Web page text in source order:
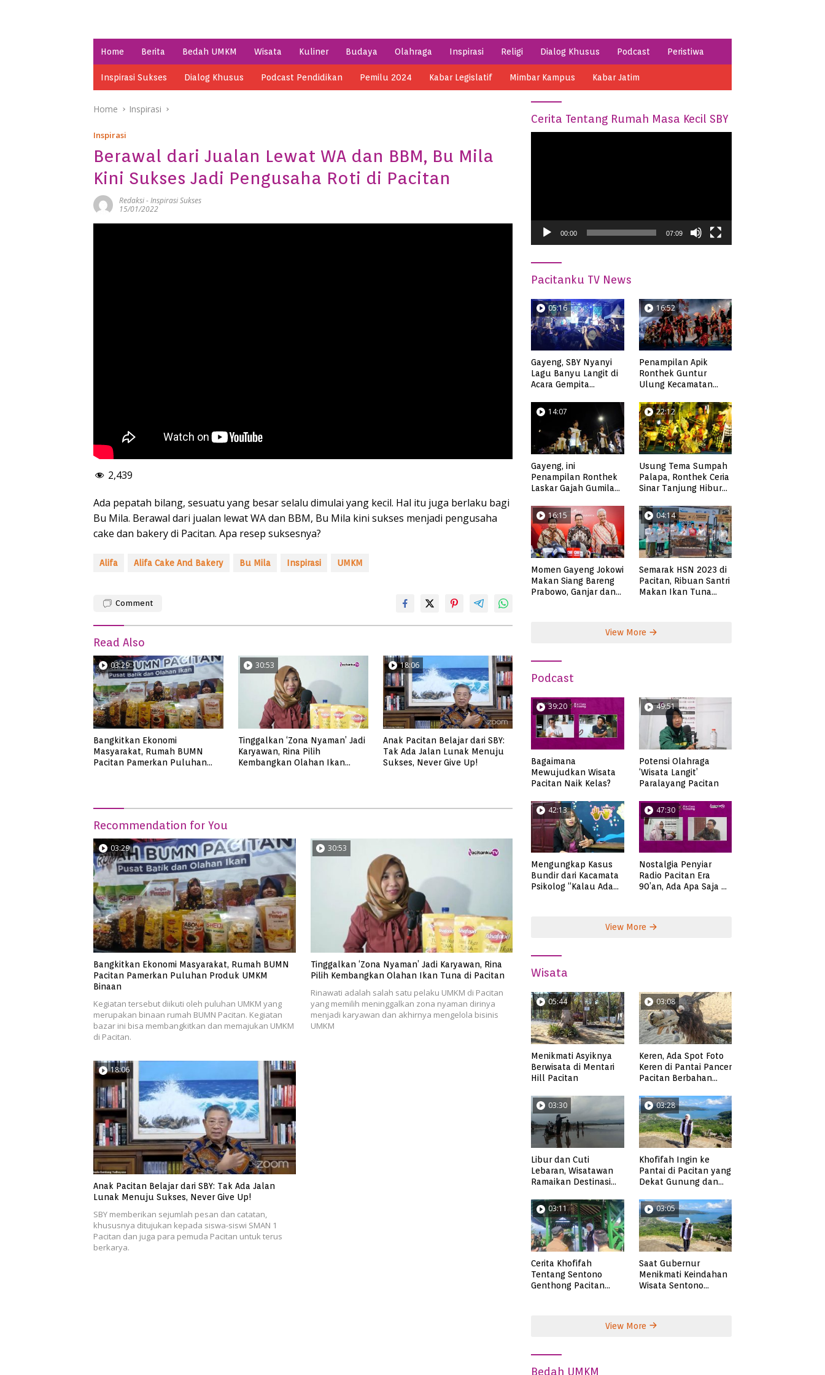
Home Berita Bedah UMKM Wisata Kuliner Budaya Olahraga Inspirasi Religi Dialog Khusus Podcast Peristiwa
Inspirasi Sukses Dialog Khusus Podcast Pendidikan Pemilu 2024 Kabar Legislatif Mimbar Kampus Kabar Jatim
Home Inspirasi
Inspirasi
Berawal dari Jualan Lewat WA dan BBM, Bu Mila
Kini Sukses Jadi Pengusaha Roti di Pacitan
Redaksi-Inspirasi Sukses
15/01/2022
2,439
Ada pepatah bilang, sesuatu yang besar selalu dimulai yang kecil. Hal itu juga berlaku bagi
Bu Mila. Berawal dari jualan lewat WA dan BBM, Bu Mila kini sukses menjadi pengusaha
cake dan bakery di Pacitan. Apa resep suksesnya?
Alifa Alifa Cake And Bakery Bu Mila Inspirasi UMKM
Comment
Read Also
03:29
Bangkitkan Ekonomi
Masyarakat, Rumah BUMN
Pacitan Pamerkan Puluhan
30:53
Tinggalkan ‘Zona Nyaman’ Jadi
Karyawan, Rina Pilih
Kembangkan Olahan Ikan
18:06
Anak Pacitan Belajar dari SBY:
Tak Ada Jalan Lunak Menuju
Sukses, Never Give Up!
Recommendation for You
03:29
Bangkitkan Ekonomi Masyarakat, Rumah BUMN
Pacitan Pamerkan Puluhan Produk UMKM
Binaan
Kegiatan tersebut diikuti oleh puluhan UMKM yang
merupakan binaan rumah BUMN Pacitan. Kegiatan
bazar ini bisa membangkitkan dan memajukan UMKM
di Pacitan.
30:53
Tinggalkan ‘Zona Nyaman’ Jadi Karyawan, Rina
Pilih Kembangkan Olahan Ikan Tuna di Pacitan
Rinawati adalah salah satu pelaku UMKM di Pacitan
yang memilih meninggalkan zona nyaman dirinya
menjadi karyawan dan akhirnya mengelola bisinis
UMKM
18:06
Anak Pacitan Belajar dari SBY: Tak Ada Jalan
Lunak Menuju Sukses, Never Give Up!
SBY memberikan sejumlah pesan dan catatan,
khususnya ditujukan kepada siswa-siswi SMAN 1
Pacitan dan juga para pemuda Pacitan untuk terus
berkarya.
Cerita Tentang Rumah Masa Kecil SBY
00:00 07:09
Pacitanku TV News
05:16
Gayeng, SBY Nyanyi
Lagu Banyu Langit di
Acara Gempita
16:52
Penampilan Apik
Ronthek Guntur
Ulung Kecamatan
14:07
Gayeng, ini
Penampilan Ronthek
Laskar Gajah Gumilap
22:12
Usung Tema Sumpah
Palapa, Ronthek Ceria
Sinar Tanjung Hibur
FRP 2023
16:15
Momen Gayeng Jokowi
Makan Siang Bareng
Prabowo, Ganjar dan
04:14
Semarak HSN 2023 di
Pacitan, Ribuan Santri
Makan Ikan Tuna
View More
Podcast
39:20
Bagaimana
Mewujudkan Wisata
Pacitan Naik Kelas?
49:51
Potensi Olahraga
‘Wisata Langit’
Paralayang Pacitan
42:13
Mengungkap Kasus
Bundir dari Kacamata
Psikolog “Kalau Ada
47:30
Nostalgia Penyiar
Radio Pacitan Era
90’an, Ada Apa Saja di
View More
Wisata
05:44
Menikmati Asyiknya
Berwisata di Mentari
Hill Pacitan
03:08
Keren, Ada Spot Foto
Keren di Pantai Pancer
Pacitan Berbahan
03:30
Libur dan Cuti
Lebaran, Wisatawan
Ramaikan Destinasi
03:28
Khofifah Ingin ke
Pantai di Pacitan yang
Dekat Gunung dan
Pangasan?
03:11
Cerita Khofifah
Tentang Sentono
Genthong Pacitan
03:05
Saat Gubernur
Menikmati Keindahan
Wisata Sentono
View More
Bedah UMKM